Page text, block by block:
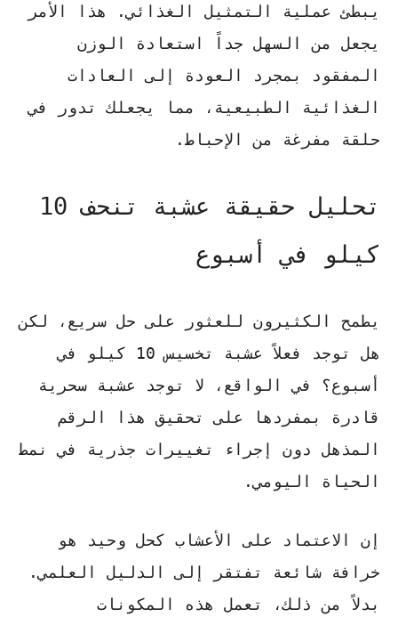
يبطئ عملية التمثيل الغذائي. هذا الأمر
يجعل من السهل جداً استعادة الوزن
المفقود بمجرد العودة إلى العادات
الغذائية الطبيعية، مما يجعلك تدور في
حلقة مفرغة من الإحباط.
تحليل حقيقة عشبة تنحف 10
كيلو في أسبوع
يطمح الكثيرون للعثور على حل سريع، لكن
هل توجد فعلاً
عشبة تخسيس 10 كيلو في
أسبوع؟ في الواقع، لا توجد عشبة سحرية
قادرة بمفردها على تحقيق هذا الرقم
المذهل دون إجراء تغييرات جذرية في نمط
الحياة اليومي.
إن الاعتماد على الأعشاب كحل وحيد هو
خرافة شائعة تفتقر إلى الدليل العلمي.
بدلاً من ذلك، تعمل هذه المكونات